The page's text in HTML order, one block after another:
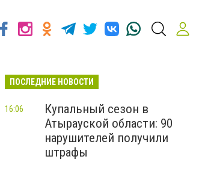
ПОСЛЕДНИЕ НОВОСТИ
Купальный сезон в
Атырауской области: 90
нарушителей получили
штрафы
16:06